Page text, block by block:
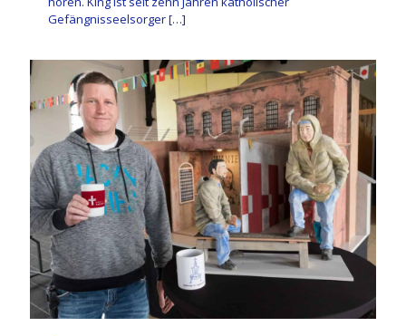
Gefängnisseelsorger[…]